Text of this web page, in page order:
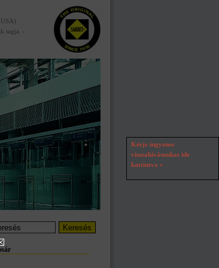
tagja. -
Kérje ingyenes
visszahívásunkat ide
kattintva »